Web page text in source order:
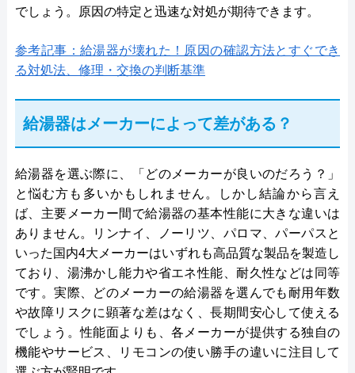
でしょう。原因の特定と迅速な対処が期待できます。
参考記事：給湯器が壊れた！原因の確認方法とすぐでき
る対処法、修理・交換の判断基準
給湯器はメーカーによって差がある？
給湯器を選ぶ際に、「どのメーカーが良いのだろう？」
と悩む方も多いかもしれません。しかし結論から言え
ば、主要メーカー間で給湯器の基本性能に大きな違いは
ありません。リンナイ、ノーリツ、パロマ、パーパスと
いった国内4大メーカーはいずれも高品質な製品を製造し
ており、湯沸かし能力や省エネ性能、耐久性などは同等
です。実際、どのメーカーの給湯器を選んでも耐用年数
や故障リスクに顕著な差はなく、長期間安心して使える
でしょう。性能面よりも、各メーカーが提供する独自の
機能やサービス、リモコンの使い勝手の違いに注目して